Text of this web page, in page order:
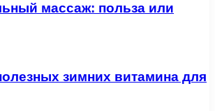
массаж: польза или
зимних витамина для